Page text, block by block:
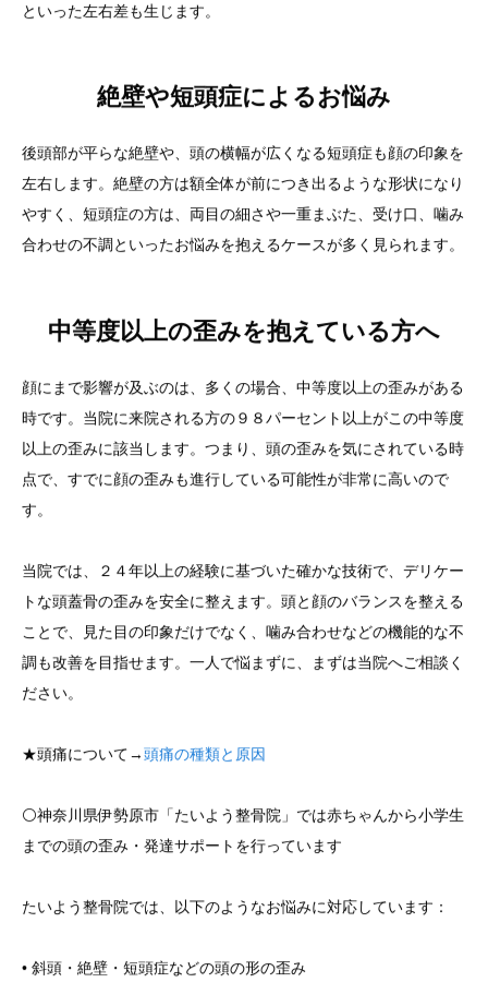
といった左右差も生じます。
絶壁や短頭症によるお悩み
後頭部が平らな絶壁や、頭の横幅が広くなる短頭症も顔の印象を
左右します。絶壁の方は額全体が前につき出るような形状になり
やすく、短頭症の方は、両目の細さや一重まぶた、受け口、噛み
合わせの不調といったお悩みを抱えるケースが多く見られます。
中等度以上の歪みを抱えている方へ
顔にまで影響が及ぶのは、多くの場合、中等度以上の歪みがある
時です。当院に来院される方の９８パーセント以上がこの中等度
以上の歪みに該当します。つまり、頭の歪みを気にされている時
点で、すでに顔の歪みも進行している可能性が非常に高いので
す。
当院では、２４年以上の経験に基づいた確かな技術で、デリケー
トな頭蓋骨の歪みを安全に整えます。頭と顔のバランスを整える
ことで、見た目の印象だけでなく、噛み合わせなどの機能的な不
調も改善を目指せます。一人で悩まずに、まずは当院へご相談く
ださい。
★頭痛について→頭痛の種類と原因
⚪️神奈川県伊勢原市「たいよう整骨院」では赤ちゃんから小学生
までの頭の歪み・発達サポートを行っています
たいよう整骨院では、以下のようなお悩みに対応しています：
• 斜頭・絶壁・短頭症などの頭の形の歪み